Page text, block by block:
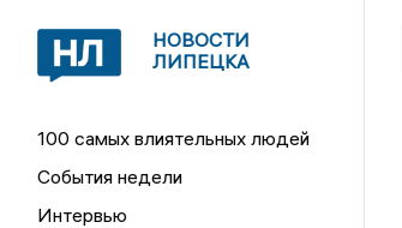
НОВОСТИ
ЛИПЕЦКА
100 самых влиятельных людей
События недели
Интервью